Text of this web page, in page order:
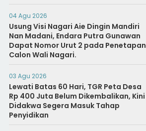
04 Agu 2026
Usung Visi Nagari Aie Dingin Mandiri
Nan Madani, Endara Putra Gunawan
Dapat Nomor Urut 2 pada Penetapan
Calon Wali Nagari.
03 Agu 2026
Lewati Batas 60 Hari, TGR Peta Desa
Rp 400 Juta Belum Dikembalikan, Kini
Didakwa Segera Masuk Tahap
Penyidikan